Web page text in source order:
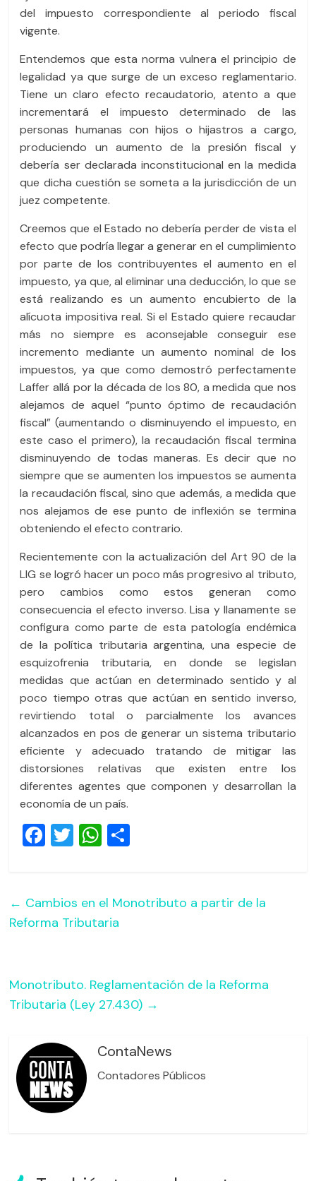
del impuesto correspondiente al periodo fiscal
vigente.
Entendemos que esta norma vulnera el principio de
legalidad ya que surge de un exceso reglamentario.
Tiene un claro efecto recaudatorio, atento a que
incrementará el impuesto determinado de las
personas humanas con hijos o hijastros a cargo,
produciendo un aumento de la presión fiscal y
debería ser declarada inconstitucional en la medida
que dicha cuestión se someta a la jurisdicción de un
juez competente.
Creemos que el Estado no debería perder de vista el
efecto que podría llegar a generar en el cumplimiento
por parte de los contribuyentes el aumento en el
impuesto, ya que, al eliminar una deducción, lo que se
está realizando es un aumento encubierto de la
alícuota impositiva real. Si el Estado quiere recaudar
más no siempre es aconsejable conseguir ese
incremento mediante un aumento nominal de los
impuestos, ya que como demostró perfectamente
Laffer allá por la década de los 80, a medida que nos
alejamos de aquel “punto óptimo de recaudación
fiscal” (aumentando o disminuyendo el impuesto, en
este caso el primero), la recaudación fiscal termina
disminuyendo de todas maneras. Es decir que no
siempre que se aumenten los impuestos se aumenta
la recaudación fiscal, sino que además, a medida que
nos alejamos de ese punto de inflexión se termina
obteniendo el efecto contrario.
Recientemente con la actualización del Art 90 de la
LIG se logró hacer un poco más progresivo al tributo,
pero cambios como estos generan como
consecuencia el efecto inverso. Lisa y llanamente se
configura como parte de esta patología endémica
de la política tributaria argentina, una especie de
esquizofrenia tributaria, en donde se legislan
medidas que actúan en determinado sentido y al
poco tiempo otras que actúan en sentido inverso,
revirtiendo total o parcialmente los avances
alcanzados en pos de generar un sistema tributario
eficiente y adecuado tratando de mitigar las
distorsiones relativas que existen entre los
diferentes agentes que componen y desarrollan la
economía de un país.
F
e
b
k
T
er
W
s
A
p
← Cambios en el Monotributo a partir de la
Reforma Tributaria
Monotributo. Reglamentación de la Reforma
Tributaria (Ley 27.430) →
ContaNews
Contadores Públicos